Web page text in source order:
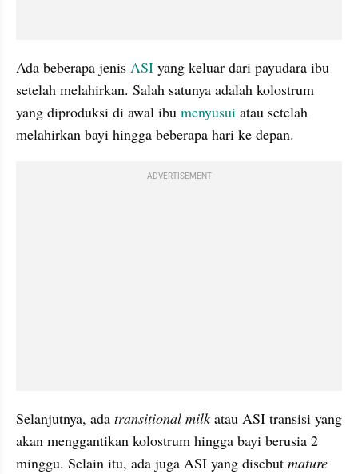
Ada beberapa jenis ASI yang keluar dari payudara ibu
setelah melahirkan. Salah satunya adalah kolostrum
yang diproduksi di awal ibu menyusui atau setelah
melahirkan bayi hingga beberapa hari ke depan.
ADVERTISEMENT
Selanjutnya, ada transitional milk atau ASI transisi yang
akan menggantikan kolostrum hingga bayi berusia 2
minggu. Selain itu, ada juga ASI yang disebut mature